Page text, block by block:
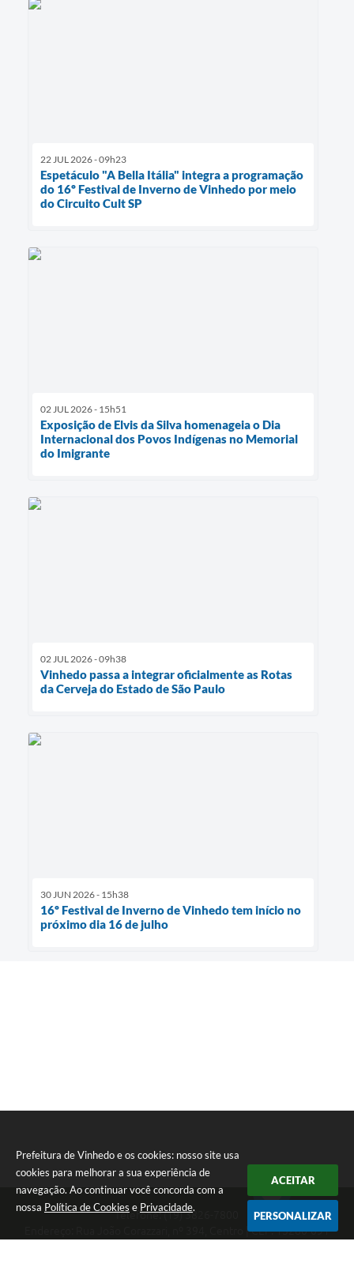
Prefeitura de Vinhedo e os cookies: nosso site usa
cookies para melhorar a sua experiência de
navegação. Ao continuar você concorda com a
nossa Política de Cookies e Privacidade.
ACEITAR
PERSONALIZAR
22 JUL 2026 - 09h23
Espetáculo "A Bella Itália" integra a programação
do 16º Festival de Inverno de Vinhedo por meio
do Circuito Cult SP
02 JUL 2026 - 15h51
Exposição de Elvis da Silva homenageia o Dia
Internacional dos Povos Indígenas no Memorial
do Imigrante
02 JUL 2026 - 09h38
Vinhedo passa a integrar oficialmente as Rotas
da Cerveja do Estado de São Paulo
30 JUN 2026 - 15h38
16º Festival de Inverno de Vinhedo tem início no
próximo dia 16 de julho
Telefone: (19) 3826-7800
Endereço: Rua João Corazzari, nº 394, Centro | CEP: 13280-091